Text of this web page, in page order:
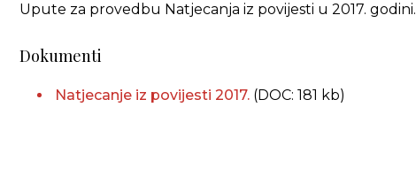
Upute za provedbu Natjecanja iz povijesti u 2017. godini.
Dokumenti
Natjecanje iz povijesti 2017. (DOC: 181 kb)